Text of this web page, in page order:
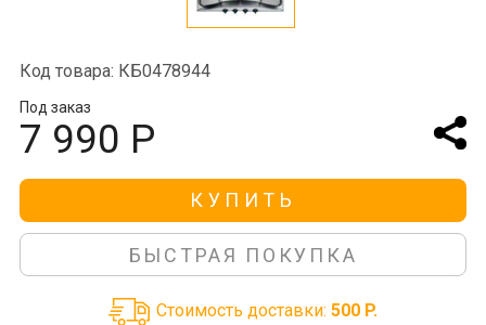
Код товара: КБ0478944
Под заказ
7 990 Р
КУПИТЬ
БЫСТРАЯ ПОКУПКА
Стоимость доставки: 500 P.